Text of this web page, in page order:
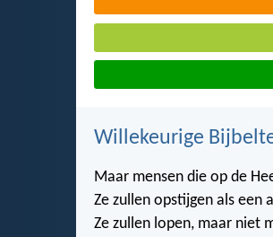
Willekeurige
Maar mensen die op de
Ze zullen opstijgen als een
Ze zullen lopen, maar niet